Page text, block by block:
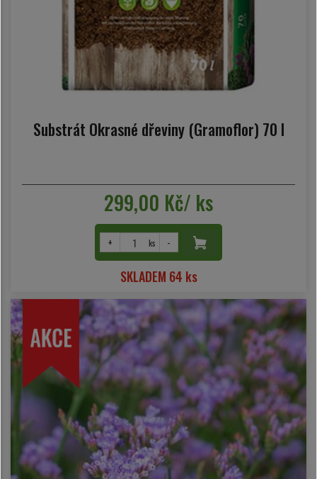
Substrát Okrasné dřeviny (Gramoflor) 70 l
299,00 Kč/ ks
+ ks -
SKLADEM 64 ks